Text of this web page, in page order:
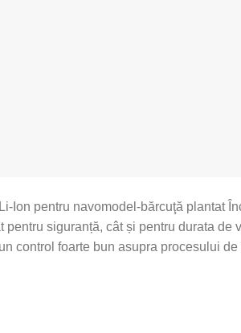
Ion pentru navomodel-bărcuţă plantat
pentru siguranță, cât și pentru durata
control foarte bun asupra procesului